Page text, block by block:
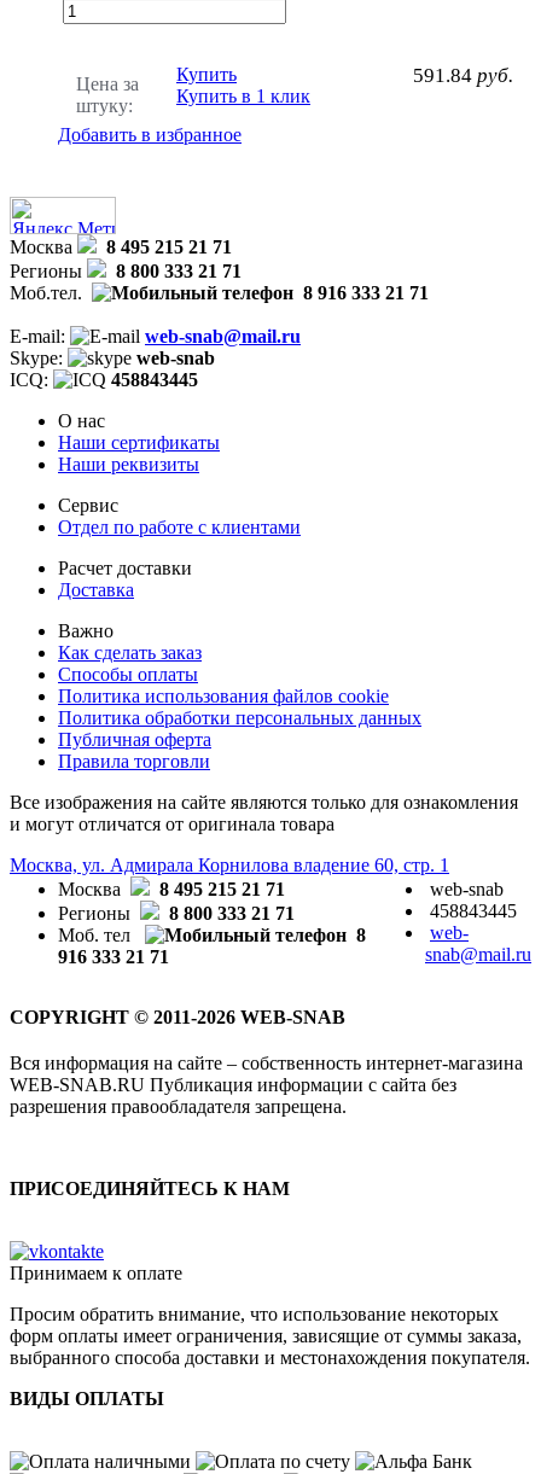
Цена за
штуку:
591.84 руб.
Купить
Купить в 1 клик
Добавить в избранное
Москва
8 495 215 21 71
Регионы
8 800 333 21 71
Моб.тел.
8 916 333 21 71
E-mail:
web-snab@mail.ru
Skype:
web-snab
ICQ:
458843445
О нас
Наши сертификаты
Наши реквизиты
Сервис
Отдел по работе с клиентами
Расчет доставки
Доставка
Важно
Как сделать заказ
Способы оплаты
Политика использования файлов cookie
Политика обработки персональных данных
Публичная оферта
Правила торговли
Все изображения на сайте являются только для ознакомления
и могут отличатся от оригинала товара
Москва, ул. Адмирала Корнилова владение 60, стр. 1
Москва
8 495 215 21 71
Регионы
8 800 333 21 71
Моб. тел
8
916 333 21 71
web-snab
458843445
web-
snab@mail.ru
COPYRIGHT © 2011-2026 WEB-SNAB
Вся информация на сайте – собственность интернет-магазина
WEB-SNAB.RU Публикация информации с сайта без
разрешения правообладателя запрещена.
ПРИСОЕДИНЯЙТЕСЬ К НАМ
Принимаем к оплате
Просим обратить внимание, что использование некоторых
форм оплаты имеет ограничения, зависящие от суммы заказа,
выбранного способа доставки и местонахождения покупателя.
ВИДЫ ОПЛАТЫ